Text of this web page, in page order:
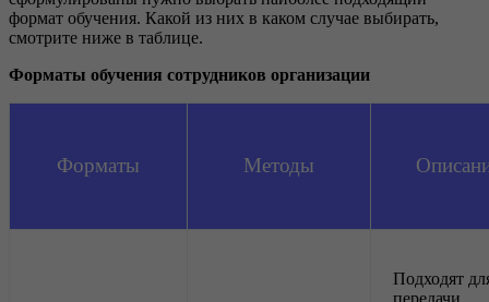
формат обучения. Какой из них в каком случае выбирать,
смотрите ниже в таблице.
Форматы обучения сотрудников организации
Форматы Методы
Подходят
передачи